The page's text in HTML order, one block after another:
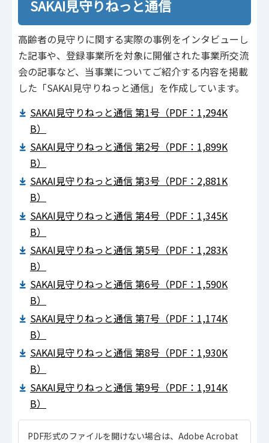
SAKAI見守りねっと通信
高齢者の見守りに関する実際の事例をインタビューし
た記事や、登録事業所を対象に開催された事業所交流
会の記事など、当事業についてご紹介する内容を掲載
した「SAKAI見守りねっと通信」を作成しています。
SAKAI見守りねっと通信 第1号（PDF：1,294K
B）
SAKAI見守りねっと通信 第2号（PDF：1,899K
B）
SAKAI見守りねっと通信 第3号（PDF：2,881K
B）
SAKAI見守りねっと通信 第4号（PDF：1,345K
B）
SAKAI見守りねっと通信 第5号（PDF：1,283K
B）
SAKAI見守りねっと通信 第6号（PDF：1,590K
B）
SAKAI見守りねっと通信 第7号（PDF：1,174K
B）
SAKAI見守りねっと通信 第8号（PDF：1,930K
B）
SAKAI見守りねっと通信 第9号（PDF：1,914K
B）
PDF形式のファイルを開けない場合は、Adobe Acrobat